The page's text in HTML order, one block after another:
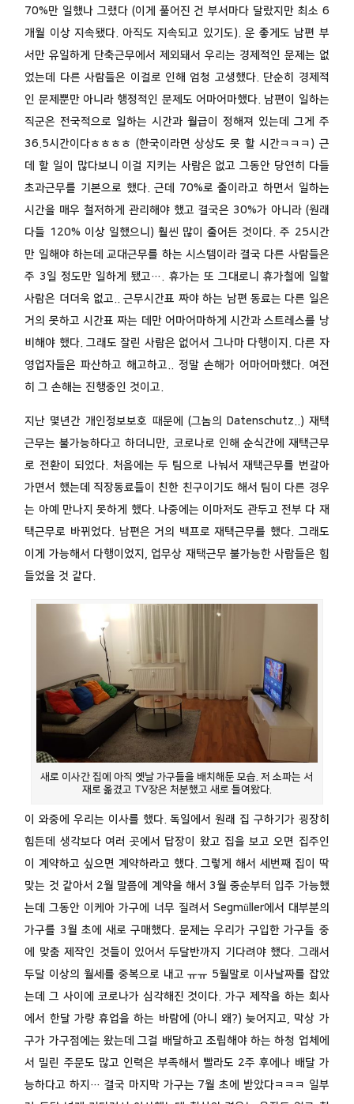
70%만 일했나 그랬다 (이게 풀어진 건 부서마다 달랐지만 최소 6
개월 이상 지속됐다. 아직도 지속되고 있기도). 운 좋게도 남편 부
서만 유일하게 단축근무에서 제외돼서 우리는 경제적인 문제는 없
었는데 다른 사람들은 이걸로 인해 엄청 고생했다. 단순히 경제적
인 문제뿐만 아니라 행정적인 문제도 어마어마했다. 남편이 일하는
직군은 전국적으로 일하는 시간과 월급이 정해져 있는데 그게 주
36.5시간이다ㅎㅎㅎㅎ (한국이라면 상상도 못 할 시간ㅋㅋㅋ) 근
데 할 일이 많다보니 이걸 지키는 사람은 없고 그동안 당연히 다들
초과근무를 기본으로 했다. 근데 70%로 줄이라고 하면서 일하는
시간을 매우 철저하게 관리해야 했고 결국은 30%가 아니라 (원래
다들 120% 이상 일했으니) 훨씬 많이 줄어든 것이다. 주 25시간
만 일해야 하는데 교대근무를 하는 시스템이라 결국 다른 사람들은
주 3일 정도만 일하게 됐고…. 휴가는 또 그대로니 휴가철에 일할
사람은 더더욱 없고.. 근무시간표 짜야 하는 남편 동료는 다른 일은
거의 못하고 시간표 짜는 데만 어마어마하게 시간과 스트레스를 낭
비해야 했다. 그래도 잘린 사람은 없어서 그나마 다행이지. 다른 자
영업자들은 파산하고 해고하고.. 정말 손해가 어마어마했다. 여전
히 그 손해는 진행중인 것이고.
지난 몇년간 개인정보보호 때문에 (그놈의 Datenschutz..) 재택
근무는 불가능하다고 하더니만, 코로나로 인해 순식간에 재택근무
로 전환이 되었다. 처음에는 두 팀으로 나눠서 재택근무를 번갈아
가면서 했는데 직장동료들이 친한 친구이기도 해서 팀이 다른 경우
는 아예 만나지 못하게 했다. 나중에는 이마저도 관두고 전부 다 재
택근무로 바뀌었다. 남편은 거의 백프로 재택근무를 했다. 그래도
이게 가능해서 다행이었지, 업무상 재택근무 불가능한 사람들은 힘
들었을 것 같다.
새로 이사간 집에 아직 옛날 가구들을 배치해둔 모습. 저 소파는 서
재로 옮겼고 TV장은 처분했고 새로 들여왔다.
이 와중에 우리는 이사를 했다. 독일에서 원래 집 구하기가 굉장히
힘든데 생각보다 여러 곳에서 답장이 왔고 집을 보고 오면 집주인
이 계약하고 싶으면 계약하라고 했다. 그렇게 해서 세번째 집이 딱
맞는 것 같아서 2월 말쯤에 계약을 해서 3월 중순부터 입주 가능했
는데 그동안 이케아 가구에 너무 질려서 Segmüller에서 대부분의
가구를 3월 초에 새로 구매했다. 문제는 우리가 구입한 가구들 중
에 맞춤 제작인 것들이 있어서 두달반까지 기다려야 했다. 그래서
두달 이상의 월세를 중복으로 내고 ㅠㅠ 5월말로 이사날짜를 잡았
는데 그 사이에 코로나가 심각해진 것이다. 가구 제작을 하는 회사
에서 한달 가량 휴업을 하는 바람에 (아니 왜?) 늦어지고, 막상 가
구가 가구점에는 왔는데 그걸 배달하고 조립해야 하는 하청 업체에
서 밀린 주문도 많고 인력은 부족해서 빨라도 2주 후에나 배달 가
능하다고 하지… 결국 마지막 가구는 7월 초에 받았다ㅋㅋㅋ 일부